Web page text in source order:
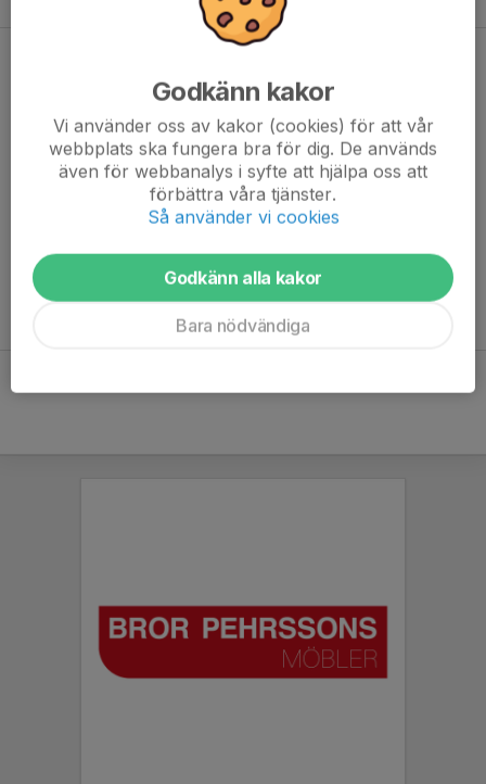
Godkänn kakor
Vi använder oss av kakor (cookies) för att vår
webbplats ska fungera bra för dig. De används
även för webbanalys i syfte att hjälpa oss att
förbättra våra tjänster.
Så använder vi cookies
Godkänn alla kakor
Bara nödvändiga